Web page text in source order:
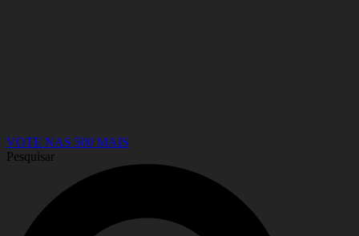
VOTE NAS 500 MAIS
Pesquisar